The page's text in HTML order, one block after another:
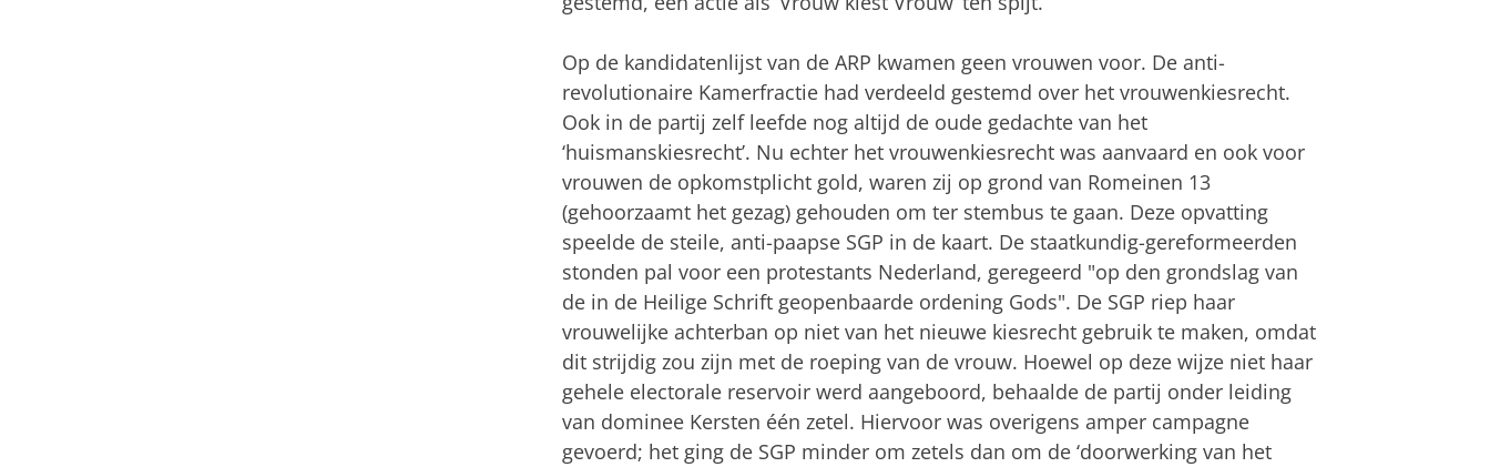
Op de kandidatenlijst van de ARP kwamen geen vrouwen voor. De anti-
revolutionaire Kamerfractie had verdeeld gestemd over het vrouwenkiesrecht.
Ook in de partij zelf leefde nog altijd de oude gedachte van het
‘huismanskiesrecht’. Nu echter het vrouwenkiesrecht was aanvaard en ook voor
vrouwen de opkomstplicht gold, waren zij op grond van Romeinen 13
(gehoorzaamt het gezag) gehouden om ter stembus te gaan. Deze opvatting
speelde de steile, anti-paapse SGP in de kaart. De staatkundig-gereformeerden
stonden pal voor een protestants Nederland, geregeerd "op den grondslag van
de in de Heilige Schrift geopenbaarde ordening Gods". De SGP riep haar
vrouwelijke achterban op niet van het nieuwe kiesrecht gebruik te maken, omdat
dit strijdig zou zijn met de roeping van de vrouw. Hoewel op deze wijze niet haar
gehele electorale reservoir werd aangeboord, behaalde de partij onder leiding
van dominee Kersten één zetel. Hiervoor was overigens amper campagne
gevoerd; het ging de SGP minder om zetels dan om de ‘doorwerking van het